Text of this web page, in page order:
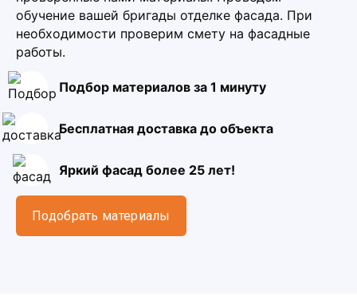
обучение вашей бригады отделке фасада. При
необходимости проверим смету на фасадные
работы.
Подбор материалов за 1 минуту
Бесплатная доставка до объекта
Яркий фасад более 25 лет!
Подобрать материалы